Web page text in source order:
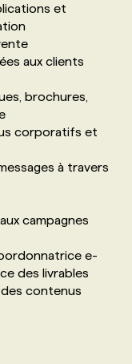
et
aux clients
brochures,
corporatifs et
à travers
campagnes
e-
des livrables
des contenus